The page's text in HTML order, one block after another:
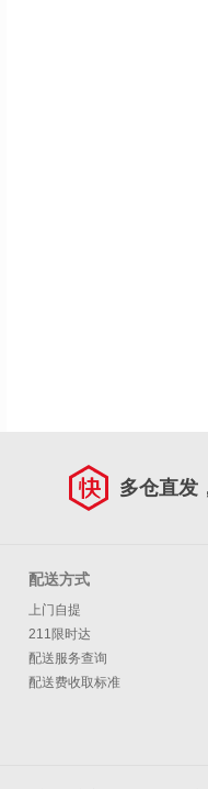
多仓直发
配送方式
上门自提
211限时达
配送服务查询
配送费收取标准